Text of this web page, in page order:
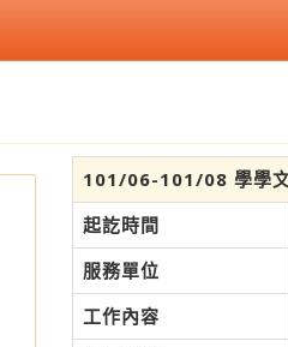
101/06-101/08 學學文
起訖時間
服務單位
工作內容